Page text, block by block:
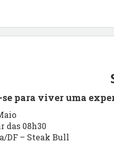
se para viver uma
das 08h30
DF – Steak Bull